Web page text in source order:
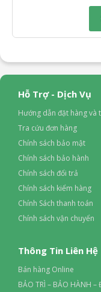
Kích thước – Khối
Cao 31 cm – Rộng
Hỗ Trợ - Dịch Vụ
Hướng dẫn đặt hàng và
Tra cứu đơn hàng
Chính sách bảo mật
Chính sách bảo hành
Chính sách đổi trả
Chính sách kiểm hàng
Chính Sách thanh toán
Chính sách vận chuyển
Thông Tin Liên Hệ
Bán hàng Online
BẢO TRÌ – BẢO HÀNH –